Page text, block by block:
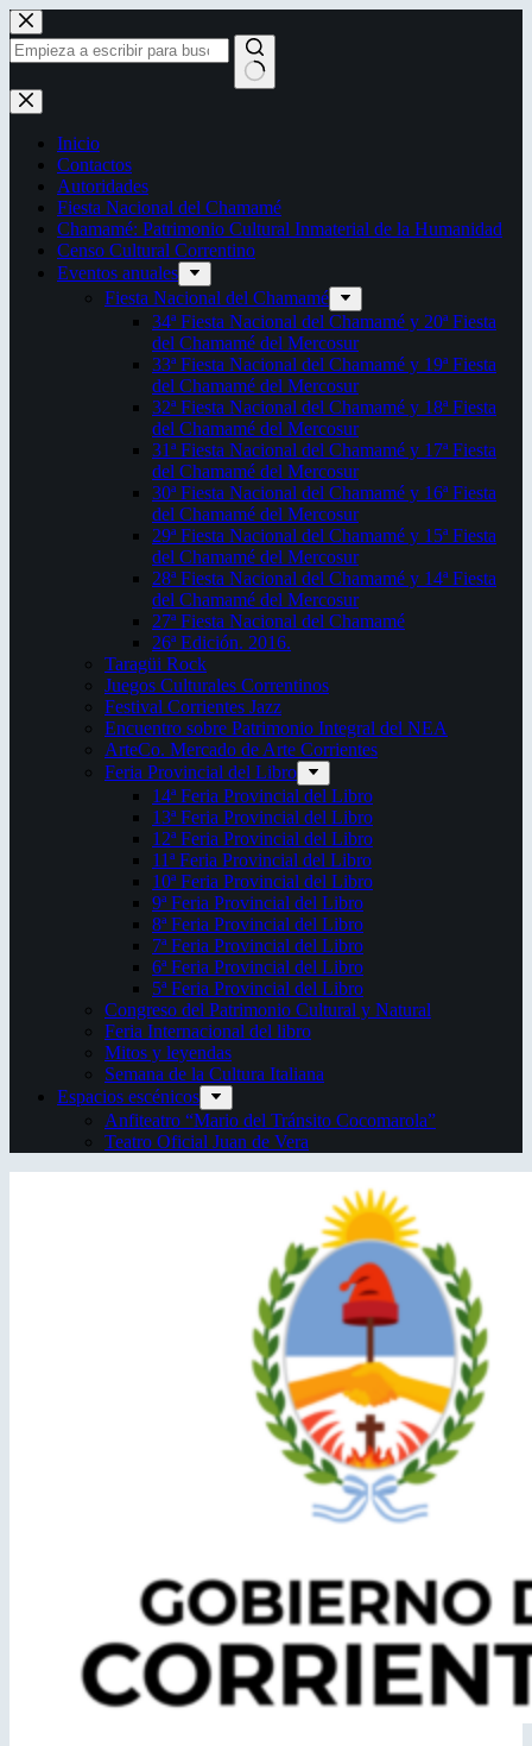
Saltar
al
contenido
Sin
resultados
Inicio
Contactos
Autoridades
Fiesta Nacional del Chamamé
Chamamé: Patrimonio Cultural Inmaterial de la Humanidad
Censo Cultural Correntino
Eventos anuales
Fiesta Nacional del Chamamé
34ª Fiesta Nacional del Chamamé y 20ª Fiesta
del Chamamé del Mercosur
33ª Fiesta Nacional del Chamamé y 19ª Fiesta
del Chamamé del Mercosur
32ª Fiesta Nacional del Chamamé y 18ª Fiesta
del Chamamé del Mercosur
31ª Fiesta Nacional del Chamamé y 17ª Fiesta
del Chamamé del Mercosur
30ª Fiesta Nacional del Chamamé y 16ª Fiesta
del Chamamé del Mercosur
29ª Fiesta Nacional del Chamamé y 15ª Fiesta
del Chamamé del Mercosur
28ª Fiesta Nacional del Chamamé y 14ª Fiesta
del Chamamé del Mercosur
27ª Fiesta Nacional del Chamamé
26ª Edición. 2016.
Taragüi Rock
Juegos Culturales Correntinos
Festival Corrientes Jazz
Encuentro sobre Patrimonio Integral del NEA
ArteCo. Mercado de Arte Corrientes
Feria Provincial del Libro
14ª Feria Provincial del Libro
13ª Feria Provincial del Libro
12ª Feria Provincial del Libro
11ª Feria Provincial del Libro
10ª Feria Provincial del Libro
9ª Feria Provincial del Libro
8ª Feria Provincial del Libro
7ª Feria Provincial del Libro
6ª Feria Provincial del Libro
5ª Feria Provincial del Libro
Congreso del Patrimonio Cultural y Natural
Feria Internacional del libro
Mitos y leyendas
Semana de la Cultura Italiana
Espacios escénicos
Anfiteatro “Mario del Tránsito Cocomarola”
Teatro Oficial Juan de Vera